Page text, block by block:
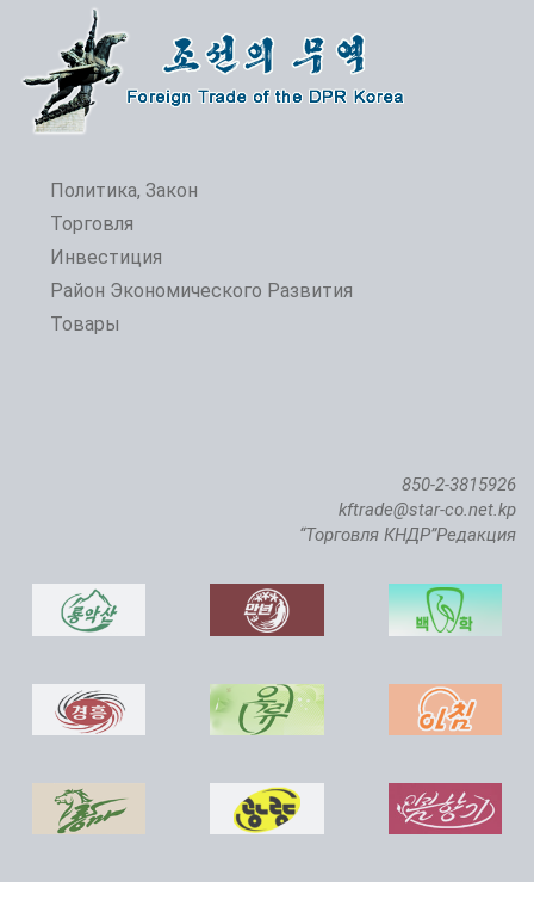
Политика, Закон
Торговля
Инвестиция
Район Экономического Развития
Товары
850-2-3815926
kftrade@star-co.net.kp
“Торговля КНДР”Редакция